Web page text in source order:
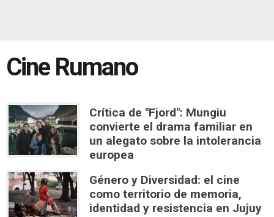
Cine Rumano
Crítica de "Fjord": Mungiu
convierte el drama familiar en
un alegato sobre la intolerancia
europea
Género y Diversidad: el cine
como territorio de memoria,
identidad y resistencia en Jujuy